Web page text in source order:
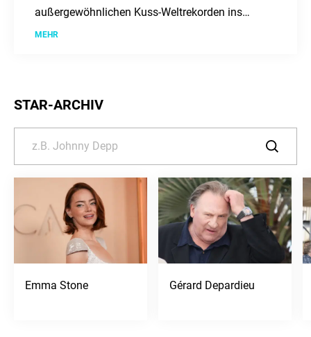
außergewöhnlichen Kuss-Weltrekorden ins
"Guinness-Buch der Rekorde" geschafft. Wir
MEHR
STAR-ARCHIV
Emma Stone Gérard Depardieu